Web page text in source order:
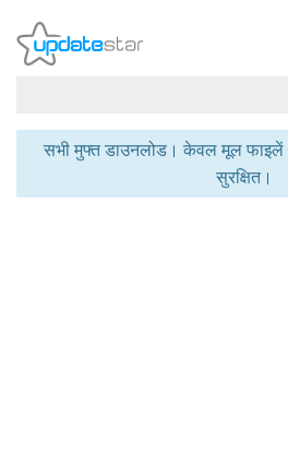
सभी मुफ्त डाउनलोड। केवल मूल
सुरक्षित।